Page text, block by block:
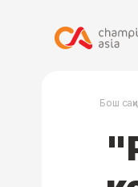
Бош